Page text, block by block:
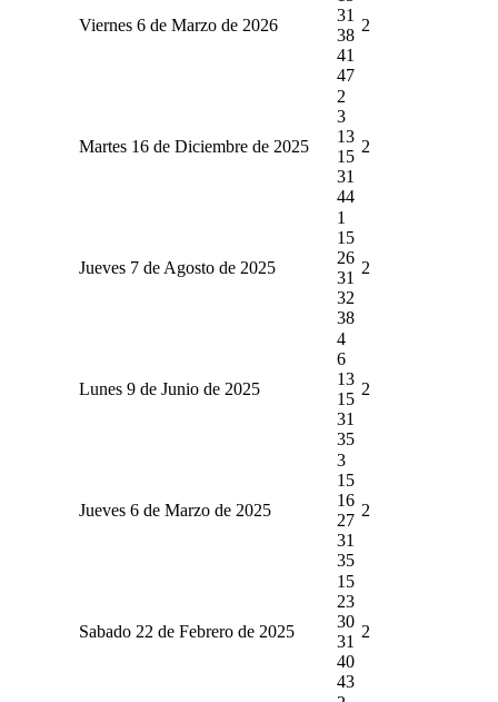
Viernes 6 de Marzo de 2026
31
38
41
47
2
Martes 16 de Diciembre de 2025
2
3
13
15
31
44
2
Jueves 7 de Agosto de 2025
1
15
26
31
32
38
2
Lunes 9 de Junio de 2025
4
6
13
15
31
35
2
Jueves 6 de Marzo de 2025
3
15
16
27
31
35
2
Sabado 22 de Febrero de 2025
15
23
30
31
40
43
2